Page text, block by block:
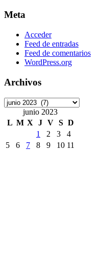
Meta
Acceder
Feed de entradas
Feed de comentarios
WordPress.org
Archivos
Archivos
junio 2023
L M X J V S D
1
2 3
4
5
6 7 8 9 10 11